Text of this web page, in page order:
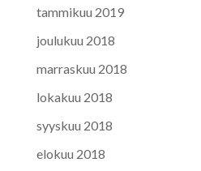
tammikuu 2019
joulukuu 2018
marraskuu 2018
lokakuu 2018
syyskuu 2018
elokuu 2018